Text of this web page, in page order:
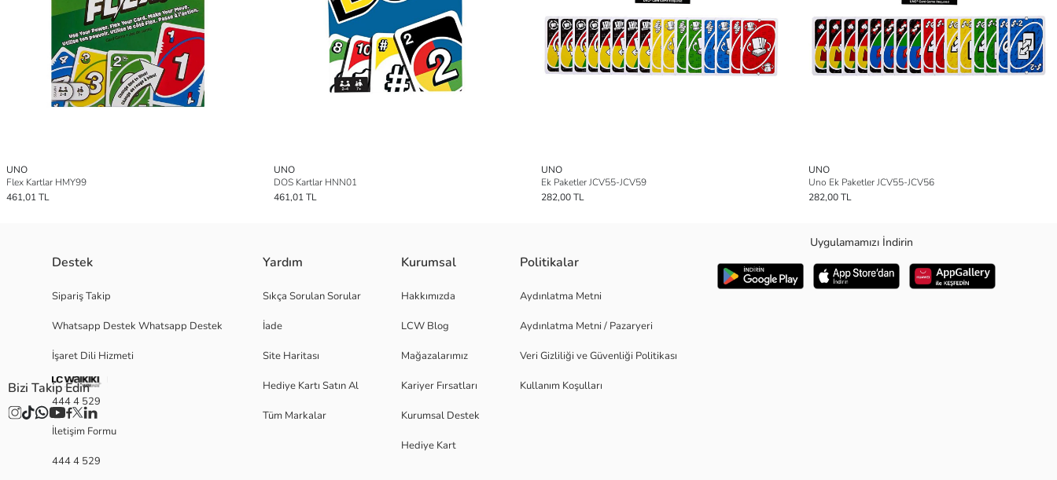
UNO
Flex Kartlar HMY99
461,01 TL
UNO
DOS Kartlar HNN01
461,01 TL
UNO
Ek Paketler JCV55-JCV59
282,00 TL
UNO
Uno Ek Paketler JCV55-JCV56
282,00 TL
Destek
Sipariş Takip
Whatsapp Destek Whatsapp Destek
İşaret Dili Hizmeti
444 4 529
İletişim Formu
444 4 529
Yardım
Sıkça Sorulan Sorular
İade
Site Haritası
Hediye Kartı Satın Al
Tüm Markalar
Kurumsal
Hakkımızda
LCW Blog
Mağazalarımız
Kariyer Fırsatları
Kurumsal Destek
Hediye Kart
Politikalar
Aydınlatma Metni
Aydınlatma Metni / Pazaryeri
Veri Gizliliği ve Güvenliği Politikası
Kullanım Koşulları
Uygulamamızı İndirin
Bizi Takip Edin